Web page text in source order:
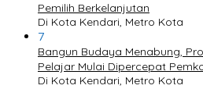
Pemilih Berkelanjutan
Di Kota Kendari, Metro Kota
7
Bangun Budaya Menabung,
Pelajar Mulai Dipercepat
Di Kota Kendari, Metro Kota